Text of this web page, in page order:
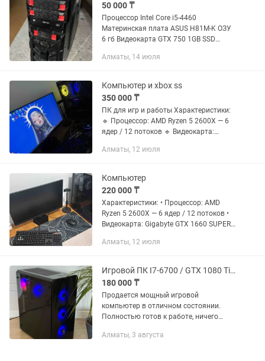
50 000 ₸
Процессор Intel Core i5-4460
Материнская плата ASUS H81M-K ОЗУ
6 гб Видеокарта GTX 750 1GB SSD
Подойдёт для офиса, учёбы, браузера,
Алматы, 14 июля
Компьютер и xbox ss
350 000 ₸
ПК для игр и работы Характеристики:
🔹 Процессор: AMD Ryzen 5 2600X — 6
ядер / 12 потоков 🔹 Видеокарта:
16 ГБ DDR4) 🔹 Хранилище: ▪️ SSD 512
Алматы, 12 июля
Компьютер
220 000 ₸
Характеристики: • Процессор: AMD
Ryzen 5 2600X — 6 ядер / 12 потоков •
Видеокарта: Gigabyte GTX 1660 SUPER
SSD 512 ГБ • HDD 1 ТБ •
Алматы, 12 июля
Игровой ПК I7-6700 / GTX 1080 Ti / 16Gb / 512 SSD / Компьютер
180 000 ₸
Продается мощный игровой
компьютер в отличном состоянии.
Полностью готов к работе, ничего
Характеристики: Процессор Intel Core
Алматы, 3 августа